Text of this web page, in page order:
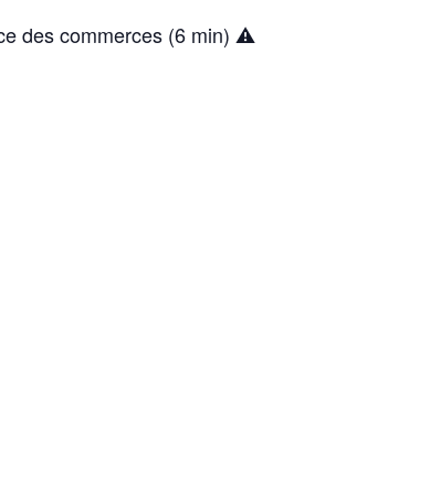
des commerces (6 min) ⚠